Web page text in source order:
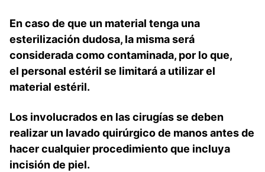
En caso de que un material tenga una
esterilización dudosa, la misma será
considerada como contaminada, por lo que,
el personal estéril se limitará a utilizar el
material estéril.
Los involucrados en las cirugías se deben
realizar un lavado quirúrgico de manos antes de
hacer cualquier procedimiento que incluya
incisión de piel.